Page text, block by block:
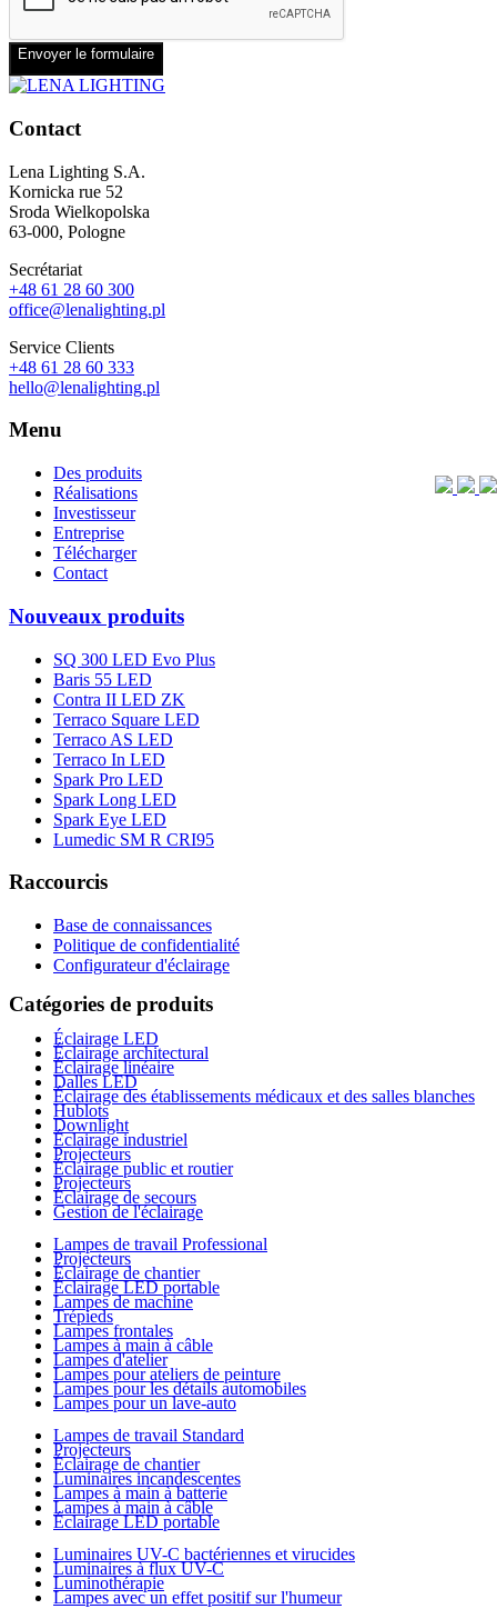
Envoyer le formulaire
Contact
Lena Lighting S.A.
Kornicka rue 52
Sroda Wielkopolska
63-000, Pologne
Secrétariat
+48 61 28 60 300
office@lenalighting.pl
Service Clients
+48 61 28 60 333
hello@lenalighting.pl
Menu
Des produits
Réalisations
Investisseur
Entreprise
Télécharger
Contact
Nouveaux produits
SQ 300 LED Evo Plus
Baris 55 LED
Contra II LED ZK
Terraco Square LED
Terraco AS LED
Terraco In LED
Spark Pro LED
Spark Long LED
Spark Eye LED
Lumedic SM R CRI95
Raccourcis
Base de connaissances
Politique de confidentialité
Configurateur d'éclairage
Catégories de produits
Éclairage LED
Éclairage architectural
Éclairage linéaire
Dalles LED
Éclairage des établissements médicaux et des salles blanches
Hublots
Downlight
Éclairage industriel
Projecteurs
Éclairage public et routier
Projecteurs
Éclairage de secours
Gestion de l'éclairage
Lampes de travail Professional
Projecteurs
Éclairage de chantier
Éclairage LED portable
Lampes de machine
Trépieds
Lampes frontales
Lampes à main à câble
Lampes d'atelier
Lampes pour ateliers de peinture
Lampes pour les détails automobiles
Lampes pour un lave-auto
Lampes de travail Standard
Projecteurs
Éclairage de chantier
Luminaires incandescentes
Lampes à main à batterie
Lampes à main à câble
Éclairage LED portable
Luminaires UV-C bactériennes et virucides
Luminaires à flux UV-C
Luminothérapie
Lampes avec un effet positif sur l'humeur